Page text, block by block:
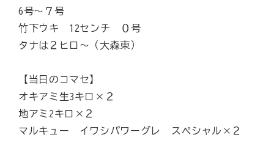
6号～７号
竹下ウキ 12センチ ０号
タナは２ヒロ～（大森東）
【当日のコマセ】
オキアミ生3キロ×２
地アミ2キロ×２
マルキュー イワシパワーグレ スペシャル×２